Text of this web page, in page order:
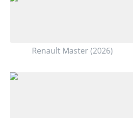
Renault Master (2026)